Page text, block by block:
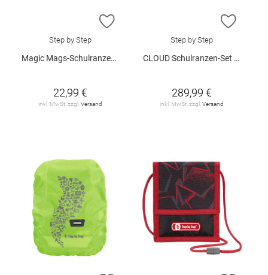
ZUR WUNSCHLISTE HINZUFÜGEN
Step by Step
Magic Mags-Schulranzenmotiv "Schleich - Rainbow Unicorn"
22,99 €
inkl. MwSt. zzgl. Versand
ZUR
Step by Step
CLOUD Schulranzen-Set "Butterfly Maja", 5-teilig
289,99 €
inkl. MwSt. zzgl. Versand